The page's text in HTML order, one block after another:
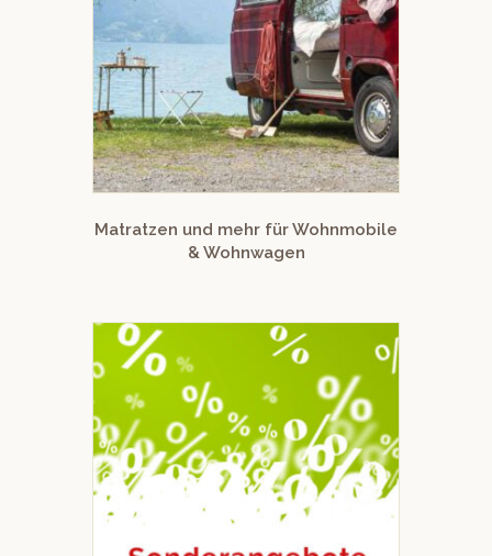
Matratzen und mehr für Wohnmobile
& Wohnwagen